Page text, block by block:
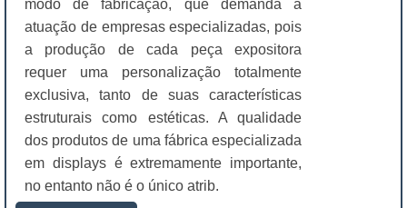
modo de fabricação, que demanda a
atuação de empresas especializadas, pois
a produção de cada peça expositora
requer uma personalização totalmente
exclusiva, tanto de suas características
estruturais como estéticas. A qualidade
dos produtos de uma fábrica especializada
em displays é extremamente importante,
no entanto não é o único atrib.